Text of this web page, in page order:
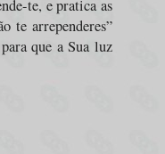
te, e pratica as
te arrependeres”
que a Sua luz